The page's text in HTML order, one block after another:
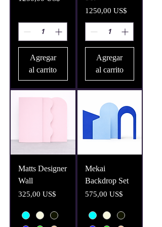
Agregar
al carrito
Precio
1250,00 US$
Agregar
al carrito
Matts Designer
Wall
Precio
325,00 US$
Mekai
Backdrop Set
Precio
575,00 US$